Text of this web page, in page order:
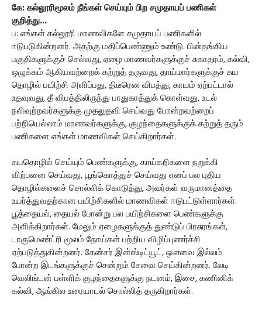
கே: கல்லூரிமூலம் நீங்கள் செய்யும் பிற சமுதாயப் பணிகள்
குறித்து...
ப: எங்கள் கல்லூரி மாணவிகளே சமுதாயப் பணிகளில்
ஈடுபடுகின்றனர். அதற்கு மதிப்பெண்ணும் உண்டு. பின்தங்கிய
பகுதிகளுக்குச் செல்வது, ஏழை மாணவர்களுக்குச் சுகாதரம், கல்வி,
ஒழுக்கம் ஆகியவற்றைக் கற்றுத் தருவது, தாய்மார்களுக்குச் சுய
தொழில் பயிற்சி அளிப்பது, திடீரென விபத்து, காயம் ஏற்பட்டால்
உதவுவது, தீ விபத்திலிருந்து பாதுகாத்துக் கொள்வது, உடல்
நலிவுற்றவர்களுக்கு முதலுதவி செய்வது போன்றவற்றைப்
பற்றியெல்லாம் மாணவர்களுக்கு, குழந்தைகளுக்குக் கற்றுத் தரும்
பணிகளை எங்கள் மாணவிகள் செய்கிறார்கள்.
சுயதொழில் செய்யும் பெண்களுக்கு, காய்கறிகளை நறுக்கி
விற்பனை செய்வது, பூங்கொத்துச் செய்வது எனப் பல புதிய
தொழில்களைச் சொல்லிக் கொடுத்து, அவர்கள் வருமானத்தை
உயர்த்துவதற்கான பயிற்சிகளில் மாணவிகள் ஈடுபட்டுள்ளார்கள்.
பூத்தையல், தையல் போன்று பல பயிற்சிகளை பெண்களுக்கு
அளிக்கிறார்கள். மேலும் ஏழைகளுக்குத் துண்டுப் பிரசுரங்கள்,
டாகுமெண்ட்ரி மூலம் நோய்கள் பற்றிய விழிப்புணர்ச்சி
ஏற்படுத்துகின்றனர். கேன்சர் இன்ஸ்டிட்யூட், ஔவை இல்லம்
போன்ற இடங்களுக்குச் சென்றும் சேவை செய்கின்றனர். லேடி
வெலிங்டன் பள்ளிக் குழந்தைகளுக்கு நடனம், இசை, கணினிக்
கல்வி, ஆங்கில உரையாடல் சொல்லித் தருகிறார்கள்.